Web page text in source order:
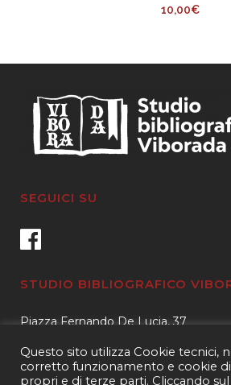
10,00€
SEGUICI SU
STUDIO BIBLIOGRAFICO
Piazza Fernando De Lucia, 37
Tel.3400596959 – 3404632889
Questo sito utilizza Cookie tecnici,
corretto funzionamento e cookie
propri e di terze parti. Cliccando